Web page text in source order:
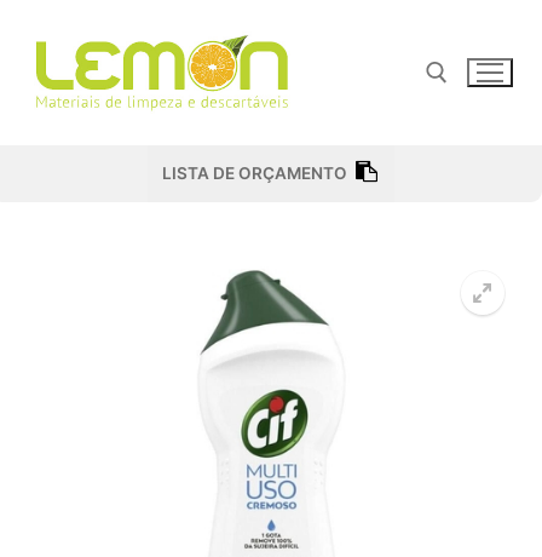
para
conteúdo
Pesquisar por:
LISTA DE ORÇAMENTO